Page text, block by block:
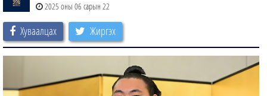
2025 оны 06 сарын 22
Хуваалцах Жиргэх